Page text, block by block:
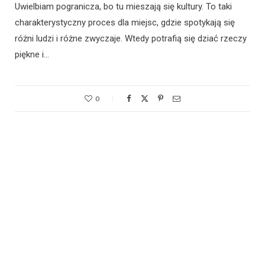
Uwielbiam pogranicza, bo tu mieszają się kultury. To taki
charakterystyczny proces dla miejsc, gdzie spotykają się
różni ludzi i różne zwyczaje. Wtedy potrafią się dziać rzeczy
piękne i…
0